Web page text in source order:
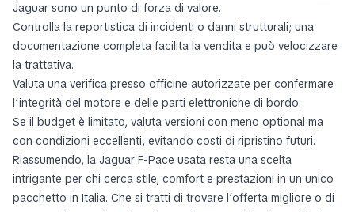
Jaguar sono un punto di forza di valore.
Controlla la reportistica di incidenti o danni strutturali; una
documentazione completa facilita la vendita e può velocizzare
la trattativa.
Valuta una verifica presso officine autorizzate per confermare
l’integrità del motore e delle parti elettroniche di bordo.
Se il budget è limitato, valuta versioni con meno optional ma
con condizioni eccellenti, evitando costi di ripristino futuri.
Riassumendo, la Jaguar F-Pace usata resta una scelta
intrigante per chi cerca stile, comfort e prestazioni in un unico
pacchetto in Italia. Che si tratti di trovare l’offerta migliore o di